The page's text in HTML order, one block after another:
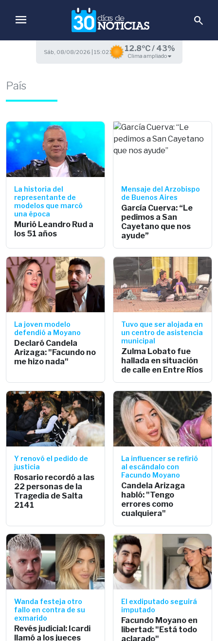
menu search
Sáb, 08/08/2026 | 15:02 12.8ºC / 43%
Clima ampliado
País
La historia del
representante de
modelos que marcó
una época
Murió Leandro Rud a
los 51 años
Mensaje del Arzobispo
de Buenos Aires
García Cuerva: “Le
pedimos a San
Cayetano que nos
ayude”
La joven modelo
defendió a Moyano
Declaró Candela
Arizaga: "Facundo no
me hizo nada"
Tuvo que ser alojada en
un centro de asistencia
municipal
Zulma Lobato fue
hallada en situación
de calle en Entre Ríos
Y renovó el pedido de
justicia
Rosario recordó a las
22 personas de la
Tragedia de Salta
2141
La influencer se refirió
al escándalo con
Facundo Moyano
Candela Arizaga
habló: "Tengo
errores como
cualquiera"
Wanda festeja otro
fallo en contra de su
exmarido
Revés judicial: Icardi
llamó a los jueces
El exdiputado seguirá
imputado
Facundo Moyano en
libertad: "Está todo
aclarado"